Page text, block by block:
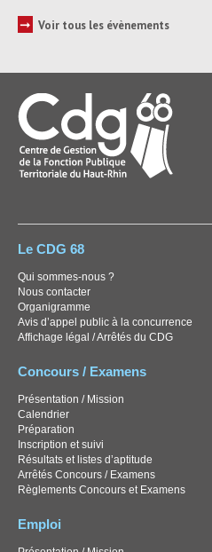
➞ Voir tous les évènements
Le CDG 68
Qui sommes-nous ?
Nous contacter
Organigramme
Avis d’appel public à la concurrence
Affichage légal / Arrêtés du CDG
Concours / Examens
Présentation / Mission
Calendrier
Préparation
Inscription et suivi
Résultats et listes d’aptitude
Arrêtés Concours / Examens
Règlements Concours et Examens
Emploi